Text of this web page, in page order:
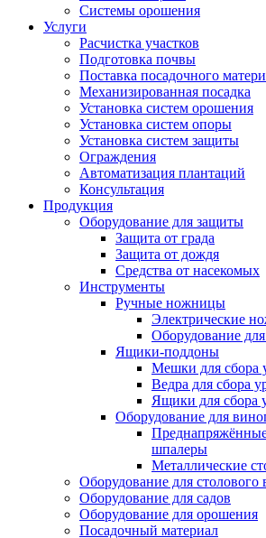
Системы орошения
Услуги
Расчистка участков
Подготовка почвы
Поставка посадочного
Механизированная посадка
Установка систем орошения
Установка систем опоры
Установка систем защиты
Ограждения
Автоматизация плантаций
Консультация
Продукция
Оборудование для защиты
Защита от града
Защита от дождя
Средства от насекомых
Инструменты
Ручные ножницы
Электрические
Оборудование
Ящики-поддоны
Мешки для сбора
Ведра для сбора
Ящики для сбора
Оборудование для
шпалеры
Металлические
Оборудование для столового
Оборудование для садов
Оборудование для орошения
Посадочный материал